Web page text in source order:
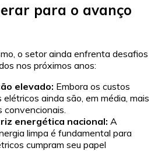
para o avanço
o setor ainda enfrenta desafios
nos próximos anos:
elevado: Embora os custos
ainda são, em média, mais
convencionais.
energética nacional: A
limpa é fundamental para
cumpram seu papel